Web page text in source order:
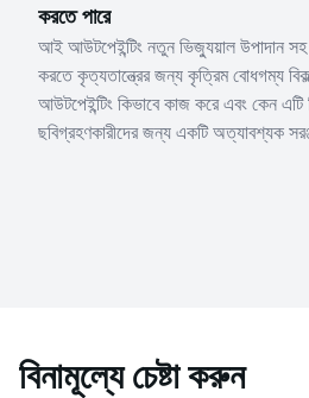
করতে পারে
আই আউটপেইন্টিং নতুন ভিজ্যুয়াল উপাদান সহ
করতে কৃত্যতান্ত্রের জন্য কৃত্রিম বোধগম্য
আউটপেইন্টিং কিভাবে কাজ করে এবং কেন এটি
ছবিগ্রহণকারীদের জন্য একটি অত্যাবশ্যক
বিনামূল্যে চেষ্টা করুন